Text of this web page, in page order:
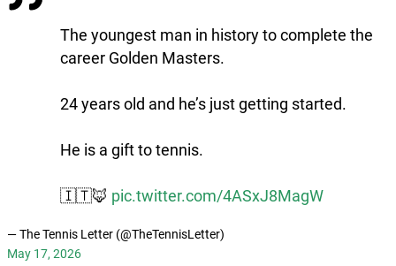
The youngest man in history to complete the
career Golden Masters.
24 years old and he’s just getting started.
He is a gift to tennis.
🇮🇹🦊 pic.twitter.com/4ASxJ8MagW
— The Tennis Letter (@TheTennisLetter)
May 17, 2026